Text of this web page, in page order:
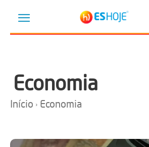
Economia
Início Economia